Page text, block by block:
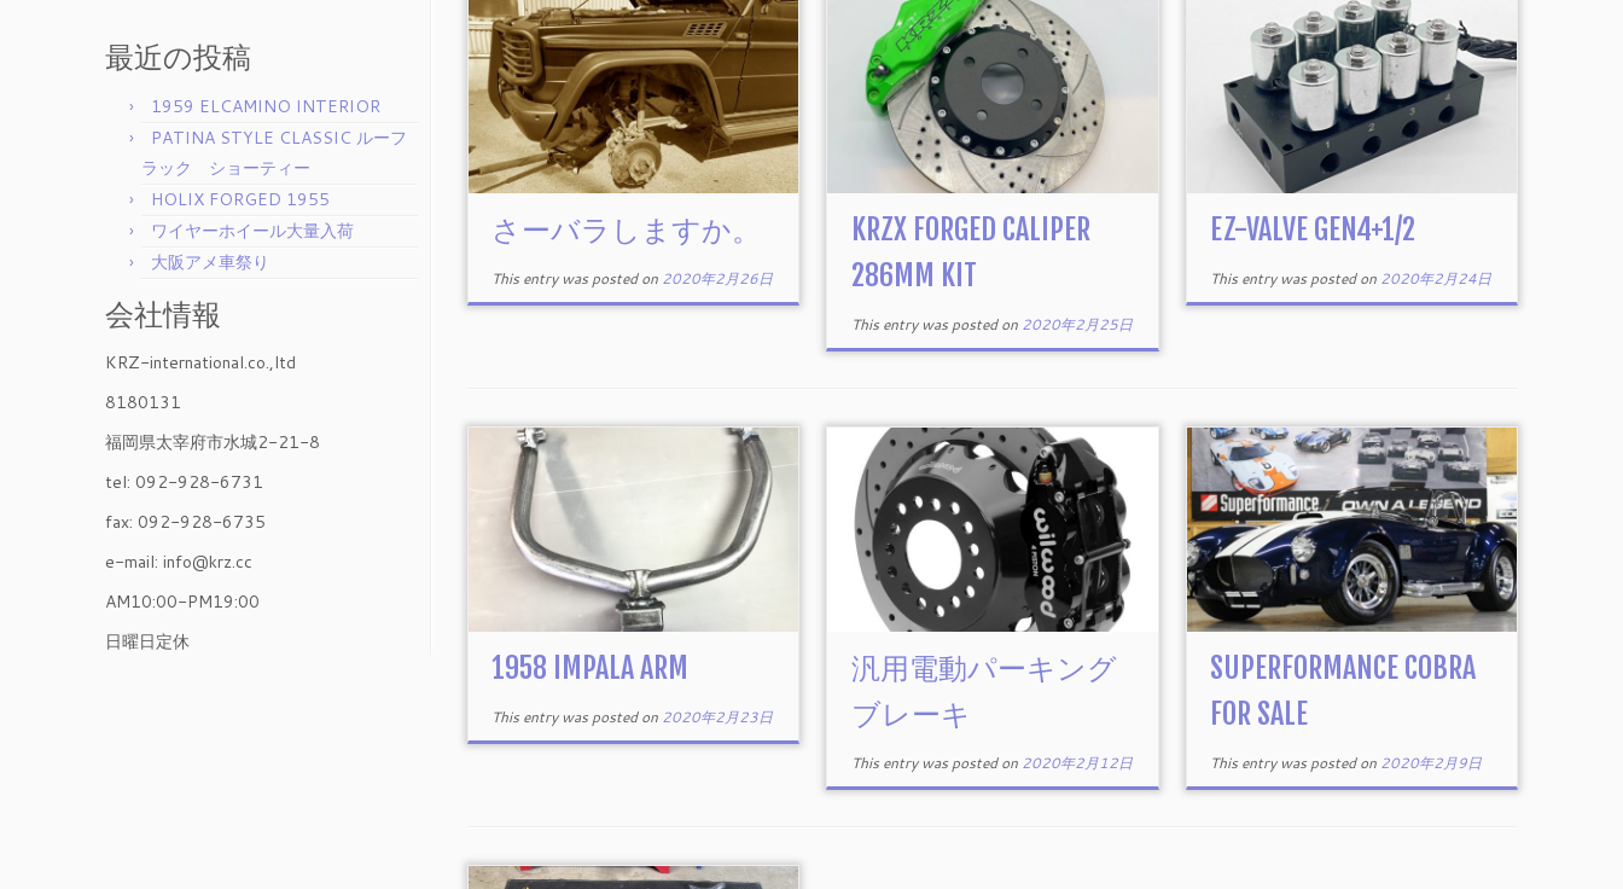
最近の投稿
1959 ELCAMINO INTERIOR
PATINA STYLE CLASSIC ルーフ
ラック ショーティー
HOLIX FORGED 1955
ワイヤーホイール大量入荷
大阪アメ車祭り
会社情報
KRZ-international.co.,ltd
8180131
福岡県太宰府市水城2-21-8
tel: 092-928-6731
fax: 092-928-6735
e-mail: info@krz.cc
AM10:00-PM19:00
日曜日定休
さーバラしますか。
This entry was posted on 2020年2月26日
KRZX FORGED CALIPER
286MM KIT
This entry was posted on 2020年2月25日
EZ-VALVE GEN4+1/2
This entry was posted on 2020年2月24日
1958 IMPALA ARM
This entry was posted on 2020年2月23日
汎用電動パーキング
ブレーキ
This entry was posted on 2020年2月12日
SUPERFORMANCE COBRA
FOR SALE
This entry was posted on 2020年2月9日